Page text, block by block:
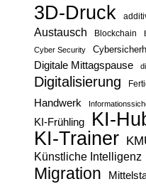
3D-Druck
Austausch Blockchain
Cyber Security
Digitale Mittagspause
Digitalisierung
Handwerk
KI-Frühling KI-
KI-Trainer
Künstliche Intelligenz
Migration